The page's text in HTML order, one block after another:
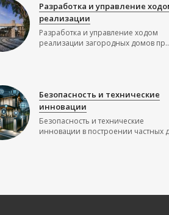
Разработка и управление
реализации
Разработка и управление ходом
реализации загородных домов
Безопасность и технические
инновации
Безопасность и технические
инновации в построении частных